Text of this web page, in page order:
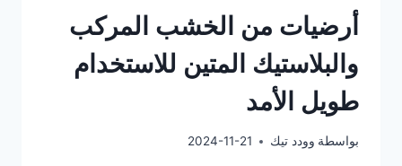
أرضيات من الخشب المركب
والبلاستيك المتين للاستخدام
طويل الأمد
بواسطة وودد تيك 2024-11-21